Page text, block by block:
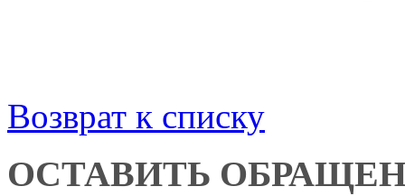
Возврат к списку
ОСТАВИТЬ